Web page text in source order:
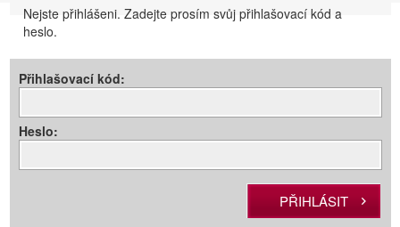
Nejste přihlášeni. Zadejte prosím svůj přihlašovací kód a
heslo.
Přihlašovací kód:
Heslo: